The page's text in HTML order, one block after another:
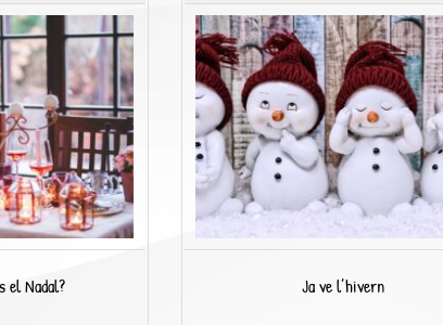
el Nadal? Ja ve l’hivern